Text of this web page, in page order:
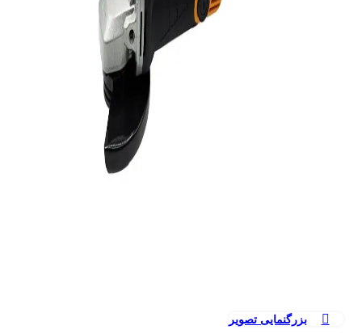
بزرگنمایی تصویر